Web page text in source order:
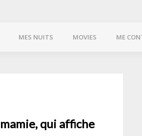
MES NUITS MOVIES ME
qui affiche